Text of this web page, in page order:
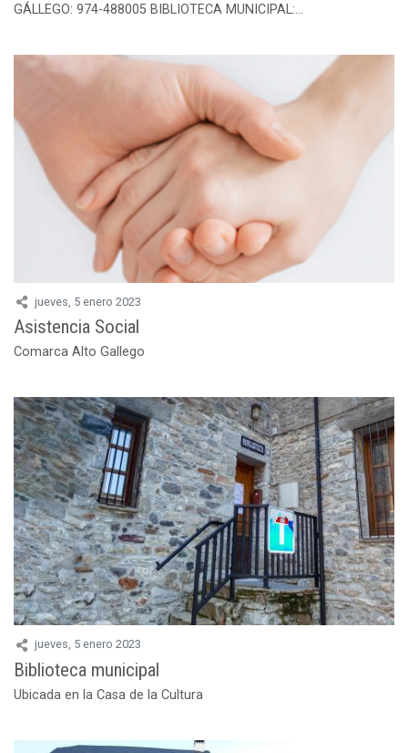
GÁLLEGO: 974-488005 BIBLIOTECA MUNICIPAL:...
jueves, 5 enero 2023
Asistencia Social
Comarca Alto Gallego
jueves, 5 enero 2023
Biblioteca municipal
Ubicada en la Casa de la Cultura